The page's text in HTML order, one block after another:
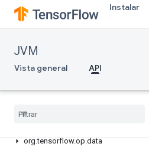
Instalar
JVM
Vista general API
org.tensorflow.ndarray.impl.sequence
org.tensorflow.ndarray.index
org.tensorflow.op.annotation
org.tensorflow.op.audio
org.
org.tensorflow.op.data